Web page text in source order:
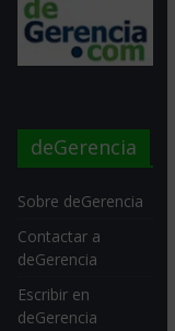
deGerencia
Sobre deGerencia
Contactar a
deGerencia
Escribir en
deGerencia